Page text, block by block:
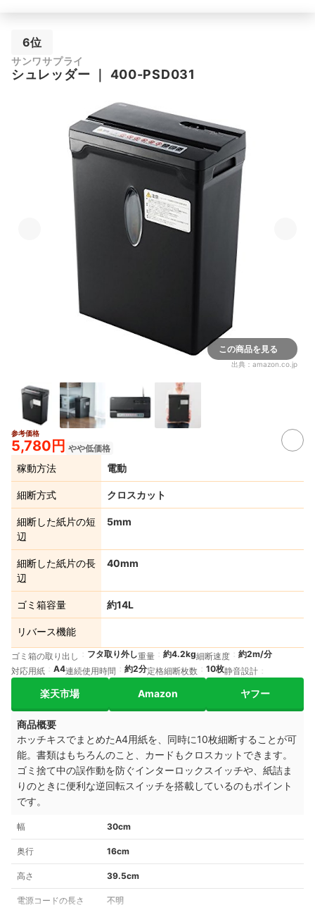
6位
サンワサプライ
シュレッダー 400-PSD031
この商品を見る
出典： amazon.co.jp
参考価格
5,780円 やや低価格
稼動方法 電動
細断方式 クロスカット
細断した紙片の短
辺
5mm
細断した紙片の長
辺
40mm
ゴミ箱容量 約14L
リバース機能
ゴミ箱の取り出し フタ取り外し重量 約4.2kg細断速度
約2m/分
対応用紙
A4連続使用時間 約2分定格細断枚数 10枚静音設計
楽天市場 Amazon ヤフー
商品概要
ホッチキスでまとめたA4用紙を、同時に10枚細断することが可
能。書類はもちろんのこと、カードもクロスカットできます。
ゴミ捨て中の誤作動を防ぐインターロックスイッチや、紙詰ま
りのときに便利な逆回転スイッチを搭載しているのもポイント
です。
幅 30cm
奥行 16cm
高さ 39.5cm
電源コードの長さ 不明